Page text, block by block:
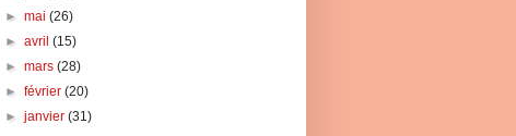
►mai(26)
►avril(15)
►mars(28)
►février(20)
►janvier(31)